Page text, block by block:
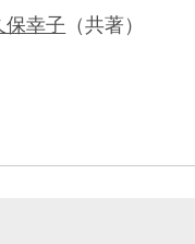
保幸子 （共著）